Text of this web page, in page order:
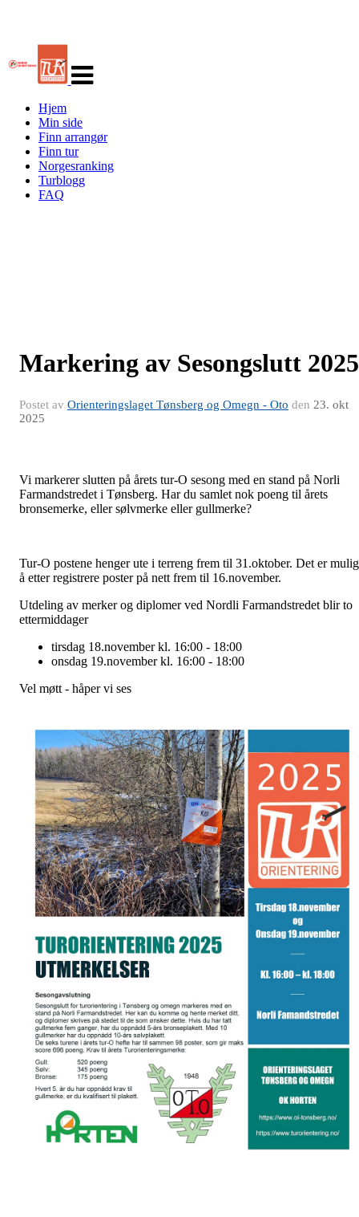
navigasjon
Hjem
Min side
Finn arrangør
Finn tur
Norgesranking
Turblogg
FAQ
Markering av Sesongslutt 2025
Postet av Orienteringslaget Tønsberg og Omegn - Oto den 23. okt
2025
Vi markerer slutten på årets tur-O sesong med en stand på Norli
Farmandstredet i Tønsberg. Har du samlet nok poeng til årets
bronsemerke, eller sølvmerke eller gullmerke?
Tur-O postene henger ute i terreng frem til 31.oktober. Det er mulig
å etter registrere poster på nett frem til 16.november.
Utdeling av merker og diplomer ved Nordli Farmandstredet blir to
ettermiddager
tirsdag 18.november kl. 16:00 - 18:00
onsdag 19.november kl. 16:00 - 18:00
Vel møtt - håper vi ses